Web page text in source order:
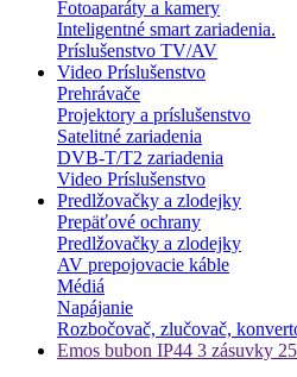
Fotoaparáty a kamery
Inteligentné smart zariadenia.
Príslušenstvo TV/AV
Video Príslušenstvo
Prehrávače
Projektory a príslušenstvo
Satelitné zariadenia
DVB-T/T2 zariadenia
Video Príslušenstvo
Predlžovačky a zlodejky
Prepäťové ochrany
Predlžovačky a zlodejky
AV prepojovacie káble
Médiá
Napájanie
Rozbočovač, zlučovač,
Emos bubon IP44 3 zásuvky